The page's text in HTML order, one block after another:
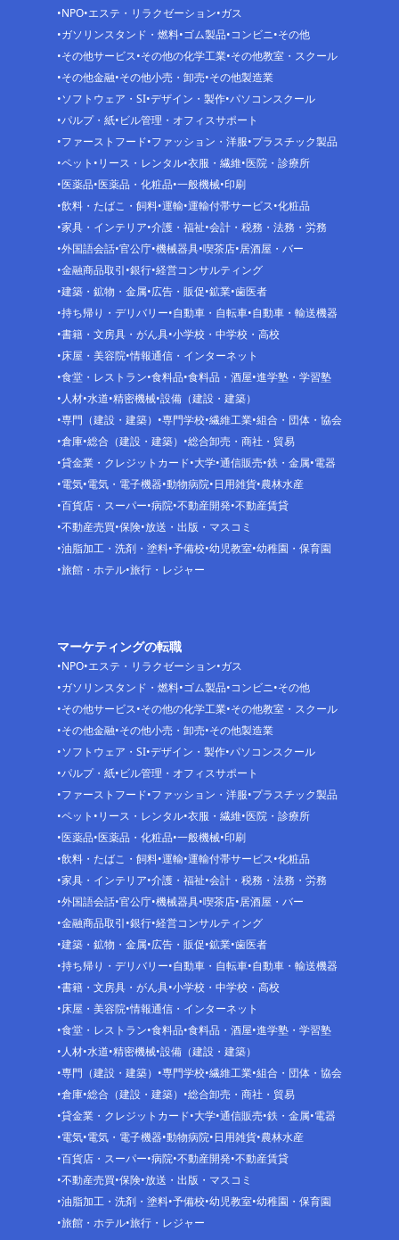
NPO エステ・リラクゼーション ガス
ガソリンスタンド・燃料 ゴム製品 コンビニ その他
その他サービス その他の化学工業 その他教室・スクール
その他金融 その他小売・卸売 その他製造業
ソフトウェア・SI デザイン・製作 パソコンスクール
パルプ・紙 ビル管理・オフィスサポート
ファーストフード ファッション・洋服 プラスチック製品
ペット リース・レンタル 衣服・繊維 医院・診療所
医薬品 医薬品・化粧品 一般機械 印刷
飲料・たばこ・飼料 運輸 運輸付帯サービス 化粧品
家具・インテリア 介護・福祉 会計・税務・法務・労務
外国語会話 官公庁 機械器具 喫茶店 居酒屋・バー
金融商品取引 銀行 経営コンサルティング
建築・鉱物・金属 広告・販促 鉱業 歯医者
持ち帰り・デリバリー 自動車・自転車 自動車・輸送機器
書籍・文房具・がん具 小学校・中学校・高校
床屋・美容院 情報通信・インターネット
食堂・レストラン 食料品 食料品・酒屋 進学塾・学習塾
人材 水道 精密機械 設備（建設・建築）
専門（建設・建築）
専門学校 繊維工業 組合・団体・協会
倉庫 総合（建設・建築）
総合卸売・商社・貿易
貸金業・クレジットカード 大学 通信販売 鉄・金属 電器
電気 電気・電子機器 動物病院 日用雑貨 農林水産
百貨店・スーパー 病院 不動産開発 不動産賃貸
不動産売買 保険 放送・出版・マスコミ
油脂加工・洗剤・塗料 予備校 幼児教室 幼稚園・保育園
旅館・ホテル 旅行・レジャー
マーケティングの転職
NPO エステ・リラクゼーション ガス
ガソリンスタンド・燃料 ゴム製品 コンビニ その他
その他サービス その他の化学工業 その他教室・スクール
その他金融 その他小売・卸売 その他製造業
ソフトウェア・SI デザイン・製作 パソコンスクール
パルプ・紙 ビル管理・オフィスサポート
ファーストフード ファッション・洋服 プラスチック製品
ペット リース・レンタル 衣服・繊維 医院・診療所
医薬品 医薬品・化粧品 一般機械 印刷
飲料・たばこ・飼料 運輸 運輸付帯サービス 化粧品
家具・インテリア 介護・福祉 会計・税務・法務・労務
外国語会話 官公庁 機械器具 喫茶店 居酒屋・バー
金融商品取引 銀行 経営コンサルティング
建築・鉱物・金属 広告・販促 鉱業 歯医者
持ち帰り・デリバリー 自動車・自転車 自動車・輸送機器
書籍・文房具・がん具 小学校・中学校・高校
床屋・美容院 情報通信・インターネット
食堂・レストラン 食料品 食料品・酒屋 進学塾・学習塾
人材 水道 精密機械 設備（建設・建築）
専門（建設・建築）
専門学校 繊維工業 組合・団体・協会
倉庫 総合（建設・建築）
総合卸売・商社・貿易
貸金業・クレジットカード 大学 通信販売 鉄・金属 電器
電気 電気・電子機器 動物病院 日用雑貨 農林水産
百貨店・スーパー 病院 不動産開発 不動産賃貸
不動産売買 保険 放送・出版・マスコミ
油脂加工・洗剤・塗料 予備校 幼児教室 幼稚園・保育園
旅館・ホテル 旅行・レジャー